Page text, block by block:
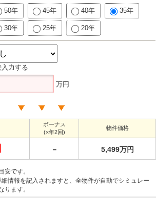
50年 45年 40年 35年
30年 25年 20年
入力する
万円
ボーナス
(×年2回)
物件価格
－ 5,499万円
です。
情報を記入されますと、全物件が自動でシミュレー
ります。